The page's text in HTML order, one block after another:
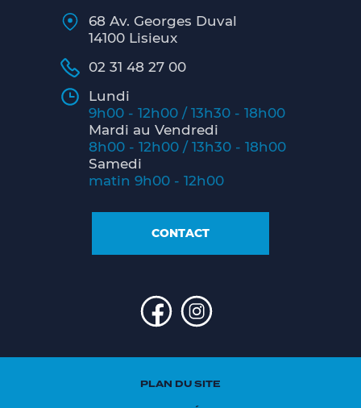
68 Av. Georges Duval
14100 Lisieux
02 31 48 27 00
Lundi
9h00 - 12h00 / 13h30 - 18h00
Mardi au Vendredi
8h00 - 12h00 / 13h30 - 18h00
Samedi
matin 9h00 - 12h00
CONTACT
PLAN DU SITE